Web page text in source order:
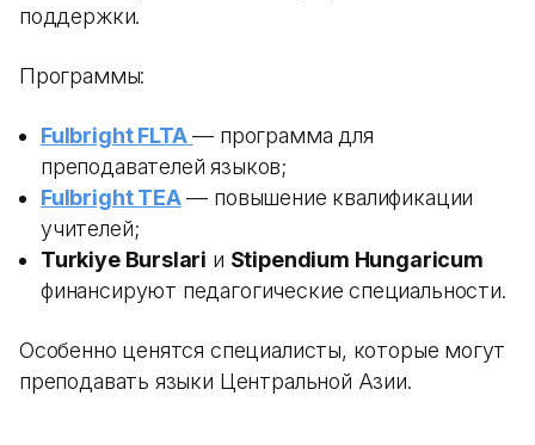
поддержки.
Программы:
Fulbright FLTA — программа для
преподавателей языков;
Fulbright TEA— повышение квалификации
учителей;
Turkiye Burslari и Stipendium Hungaricum
финансируют педагогические специальности.
Особенно ценятся специалисты, которые могут
преподавать языки Центральной Азии.